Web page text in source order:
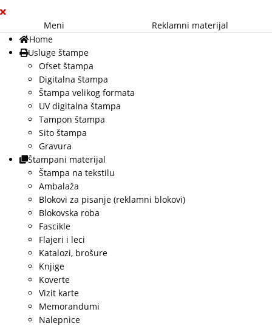
Meni
Reklamni materijal
Home
Usluge štampe
Ofset štampa
Digitalna štampa
Štampa velikog formata
UV digitalna štampa
Tampon štampa
Sito štampa
Gravura
Štampani materijal
Štampa na tekstilu
Ambalaža
Blokovi za pisanje (reklamni blokovi)
Blokovska roba
Fascikle
Flajeri i leci
Katalozi, brošure
Knjige
Koverte
Vizit karte
Memorandumi
Nalepnice